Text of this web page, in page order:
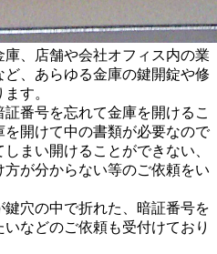
、店舗や会社オフィス内の業
、あらゆる金庫の鍵開錠や修
す。
番号を忘れて金庫を開けるこ
開けて中の書類が必要なので
まい開けることができない、
が分からない等のご依頼をい
穴の中で折れた、暗証番号を
などのご依頼も受付けており